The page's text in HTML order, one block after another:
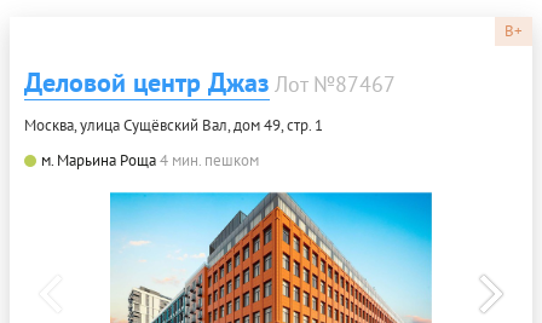
B+
Деловой центр Джаз Лот №87467
Москва, улица Сущёвский Вал, дом 49, стр. 1
м. Марьина Роща4 мин. пешком